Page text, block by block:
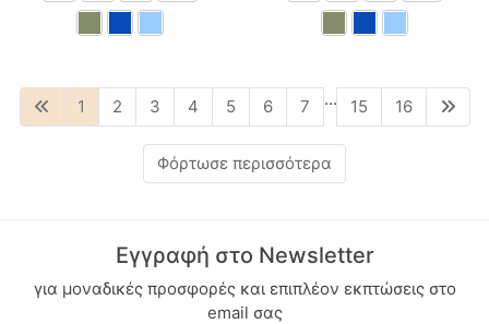
1 2 3 4 5 6 7 ... 15 16
Φόρτωσε περισσότερα
Εγγραφή στο Newsletter
για μοναδικές προσφορές και επιπλέον εκπτώσεις στο
email σας